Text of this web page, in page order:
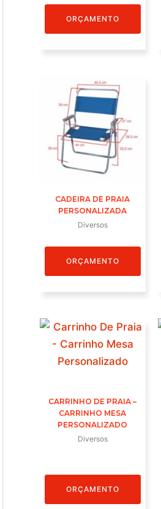
ORÇAMENTO
CADEIRA DE PRAIA
PERSONALIZADA
Diversos
ORÇAMENTO
CARRINHO DE PRAIA –
CARRINHO MESA
PERSONALIZADO
Diversos
ORÇAMENTO